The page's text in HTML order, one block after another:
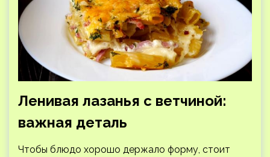
Ленивая лазанья с ветчиной:
важная деталь
Чтобы блюдо хорошо держало форму, стоит